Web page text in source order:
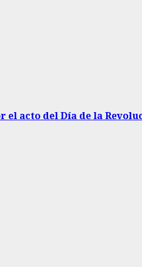
acto del Día de la